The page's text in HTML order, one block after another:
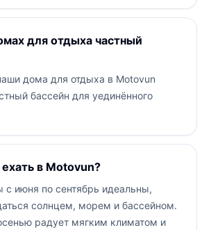
для отдыха частный
дома для отдыха в Motovun
бассейн для уединённого
в Motovun?
с июня по сентябрь идеальны,
солнцем, морем и бассейном.
радует мягким климатом и